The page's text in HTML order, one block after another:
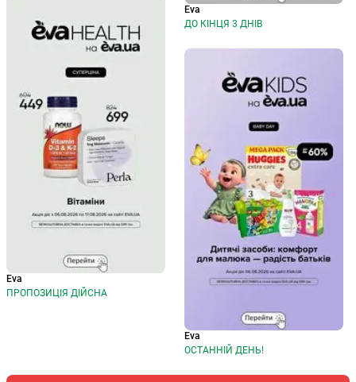
Eva
ПРОПОЗИЦІЯ ДІЙСНА
Eva
ДО КІНЦЯ 3 ДНІВ
Eva
ОСТАННІЙ ДЕНЬ!